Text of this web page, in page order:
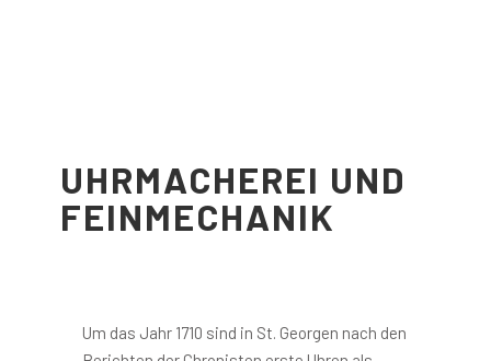
UHRMACHEREI UND
FEINMECHANIK
Um das Jahr 1710 sind in St. Georgen nach den